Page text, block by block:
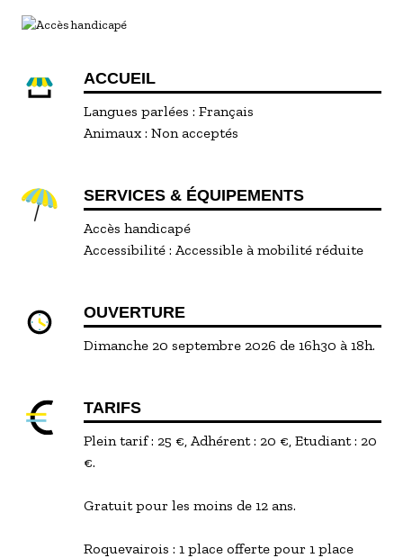
ACCUEIL
Langues parlées : Français
Animaux : Non acceptés
SERVICES & ÉQUIPEMENTS
Accès handicapé
Accessibilité : Accessible à mobilité réduite
OUVERTURE
Dimanche 20 septembre 2026 de 16h30 à 18h.
TARIFS
Plein tarif : 25 €, Adhérent : 20 €, Etudiant : 20
€.
Gratuit pour les moins de 12 ans.
Roquevairois : 1 place offerte pour 1 place